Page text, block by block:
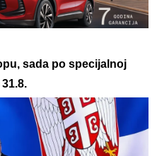
sada po specijalnoj